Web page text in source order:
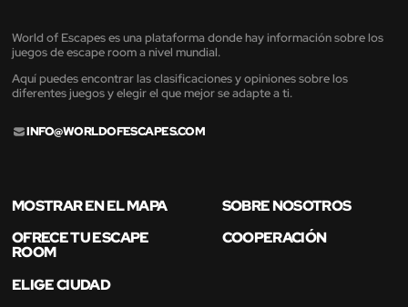
World of Escapes es una plataforma donde hay información sobre los
juegos de escape room a nivel mundial.
Aquí puedes encontrar las clasificaciones y opiniones sobre los
diferentes juegos y elegir el que mejor se adapte a ti.
INFO@WORLDOFESCAPES.COM
MOSTRAR EN EL MAPA
SOBRE NOSOTROS
OFRECE TU ESCAPE
ROOM
COOPERACIÓN
ELIGE CIUDAD